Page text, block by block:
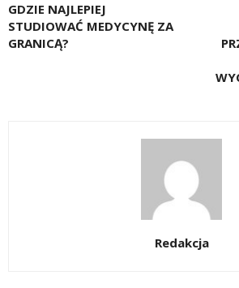
GDZIE NAJLEPIEJ
STUDIOWAĆ MEDYCYNĘ ZA
GRANICĄ?
Redakcja